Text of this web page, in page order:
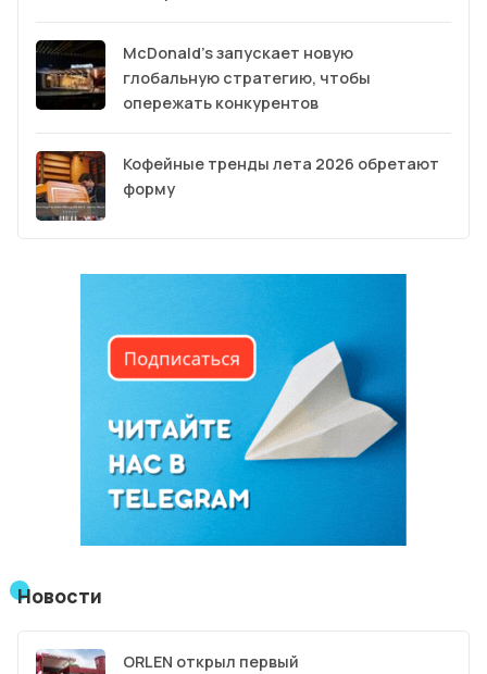
McDonald’s запускает новую
глобальную стратегию, чтобы
опережать конкурентов
Кофейные тренды лета 2026 обретают
форму
Новости
ORLEN открыл первый